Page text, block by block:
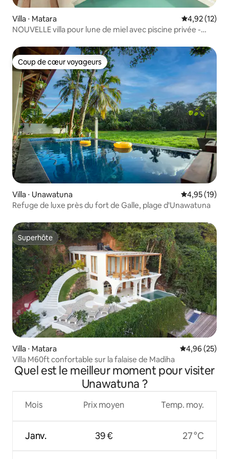
Villa ⋅ Matara Évaluation
4,92 (12)
NOUVELLE villa pour lune de miel avec piscine privée -
Coup de cœur voyageurs
Coup de cœur voyageurs
Villa ⋅ Unawatuna Évaluation
4,95 (19)
Refuge de luxe près du fort de Galle, plage d'Unawatuna
Superhôte
Superhôte
Villa ⋅ Matara Évaluation
4,96 (25)
Villa M60ft confortable sur la falaise de Madiha
Quel est le meilleur moment pour visiter
Unawatuna ?
Mois
Janv.
Prix moyen
39 €
Temp. moy.
27 °C